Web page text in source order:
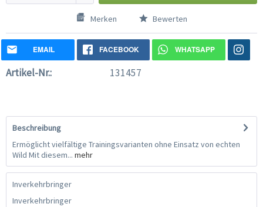
Merken Bewerten
EMAIL FACEBOOK WHATSAPP
Artikel-Nr.: 131457
Beschreibung
Ermöglicht vielfältige Trainingsvarianten ohne Einsatz von echten
Wild Mit diesem... mehr
Inverkehrbringer
Inverkehrbringer